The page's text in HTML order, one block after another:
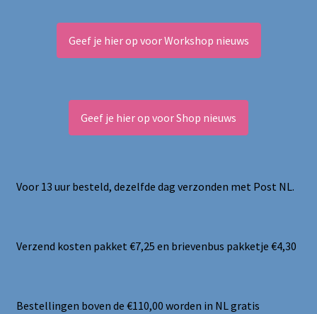
Geef je hier op voor Workshop nieuws
Geef je hier op voor Shop nieuws
Voor 13 uur besteld, dezelfde dag verzonden met Post NL.
Verzend kosten pakket €7,25 en brievenbus pakketje €4,30
Bestellingen boven de €110,00 worden in NL gratis